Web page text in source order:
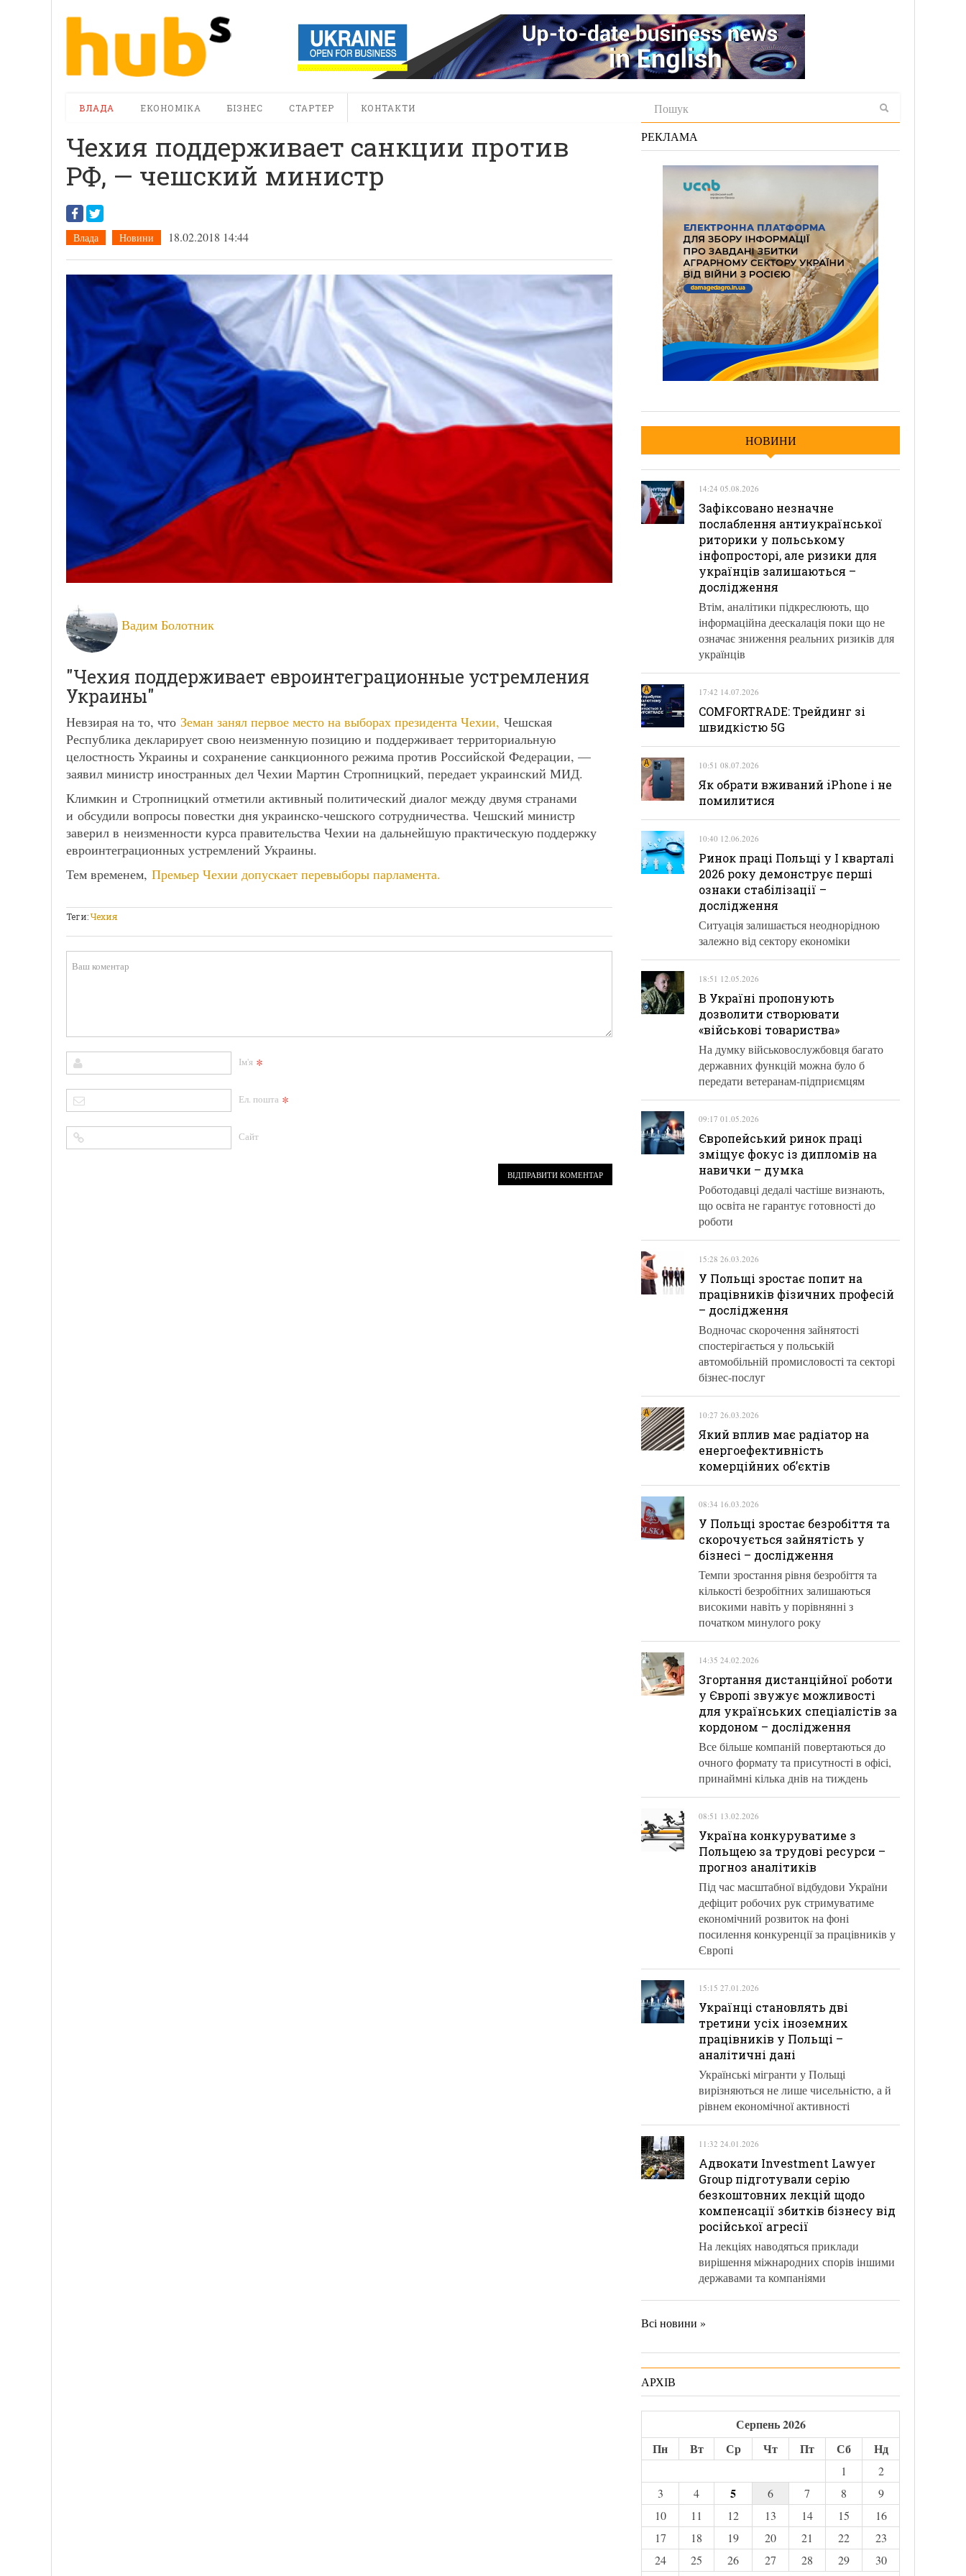
ВЛАДА ЕКОНОМІКА БІЗНЕС СТАРТЕР КОНТАКТИ
Чехия поддерживает санкции против
РФ, — чешский министр
Влада Новини 18.02.2018 14:44
Вадим Болотник
"Чехия поддерживает евроинтеграционные устремления
Украины"
Невзирая на то, что Земан занял первое место на выборах президента Чехии, Чешская
Республика декларирует свою неизменную позицию и поддерживает территориальную
целостность Украины и сохранение санкционного режима против Российской Федерации, —
заявил министр иностранных дел Чехии Мартин Стропницкий, передает украинский МИД.
Климкин и Стропницкий отметили активный политический диалог между двумя странами
и обсудили вопросы повестки дня украинско-чешского сотрудничества. Чешский министр
заверил в неизменности курса правительства Чехии на дальнейшую практическую поддержку
евроинтеграционных устремлений Украины.
Тем временем, Премьер Чехии допускает перевыборы парламента.
Теги:Чехия
Ім'я *
Ел. пошта *
Сайт
РЕКЛАМА
НОВИНИ
14:24 05.08.2026
Зафіксовано незначне
послаблення антиукраїнської
риторики у польському
інфопросторі, але ризики для
українців залишаються –
дослідження
Втім, аналітики підкреслюють, що
інформаційна деескалація поки що не
означає зниження реальних ризиків для
українців
17:42 14.07.2026
COMFORTRADE: Трейдинг зі
швидкістю 5G
10:51 08.07.2026
Як обрати вживаний iPhone і не
помилитися
10:40 12.06.2026
Ринок праці Польщі у І кварталі
2026 року демонструє перші
ознаки стабілізації –
дослідження
Ситуація залишається неоднорідною
залежно від сектору економіки
18:51 12.05.2026
В Україні пропонують
дозволити створювати
«військові товариства»
На думку військовослужбовця багато
державних функцій можна було б
передати ветеранам-підприємцям
09:17 01.05.2026
Європейський ринок праці
зміщує фокус із дипломів на
навички – думка
Роботодавці дедалі частіше визнають,
що освіта не гарантує готовності до
роботи
15:28 26.03.2026
У Польщі зростає попит на
працівників фізичних професій
– дослідження
Водночас скорочення зайнятості
спостерігається у польській
автомобільній промисловості та секторі
бізнес-послуг
10:27 26.03.2026
Який вплив має радіатор на
енергоефективність
комерційних об’єктів
08:34 16.03.2026
У Польщі зростає безробіття та
скорочується зайнятість у
бізнесі – дослідження
Темпи зростання рівня безробіття та
кількості безробітних залишаються
високими навіть у порівнянні з
початком минулого року
14:35 24.02.2026
Згортання дистанційної роботи
у Європі звужує можливості
для українських спеціалістів за
кордоном – дослідження
Все більше компаній повертаються до
очного формату та присутності в офісі,
принаймні кілька днів на тиждень
08:51 13.02.2026
Україна конкуруватиме з
Польщею за трудові ресурси –
прогноз аналітиків
Під час масштабної відбудови України
дефіцит робочих рук стримуватиме
економічний розвиток на фоні
посилення конкуренції за працівників у
Європі
15:15 27.01.2026
Українці становлять дві
третини усіх іноземних
працівників у Польщі –
аналітичні дані
Українські мігранти у Польщі
вирізняються не лише чисельністю, а й
рівнем економічної активності
11:32 24.01.2026
Адвокати Investment Lawyer
Group підготували серію
безкоштовних лекцій щодо
компенсації збитків бізнесу від
російської агресії
На лекціях наводяться приклади
вирішення міжнародних спорів іншими
державами та компаніями
Всі новини »
АРХІВ
Серпень 2026
Пн
Вт Ср Чт Пт Сб Нд
1
2
3
4 5 6 7 8
9
10
11 12 13 14 15
16
17
18 19 20 21 22
23
24
25 26 27 28 29
30